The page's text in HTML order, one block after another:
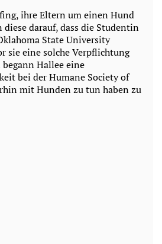
ihre Eltern um einen Hund
darauf, dass die Studentin
State University
sie eine solche Verpflichtung
Hallee eine
bei der Humane Society of
mit Hunden zu tun haben zu